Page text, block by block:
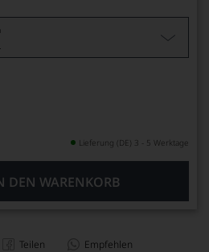
Lieferung (DE) 3 - 5 Werktage
DEN WARENKORB
Teilen Empfehlen